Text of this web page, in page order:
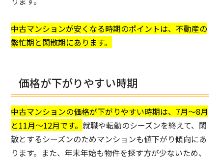
中古マンションが安くなる時期のポイントは、不動産の
繁忙期と閑散期にあります。
価格が下がりやすい時期
中古マンションの価格が下がりやすい時期は、7月〜8月
と11月〜12月です。就職や転勤のシーズンを終えて、閑
散とするシーズンのためマンションも値下がり傾向にあ
ります。また、年末年始も物件を探す方が少ないため、